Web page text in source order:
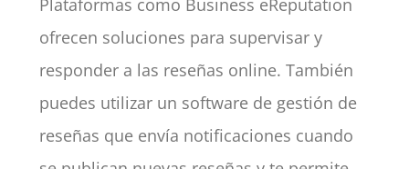
Plataformas como Business eReputation
ofrecen soluciones para supervisar y
responder a las reseñas online. También
puedes utilizar un software de gestión de
reseñas que envía notificaciones cuando